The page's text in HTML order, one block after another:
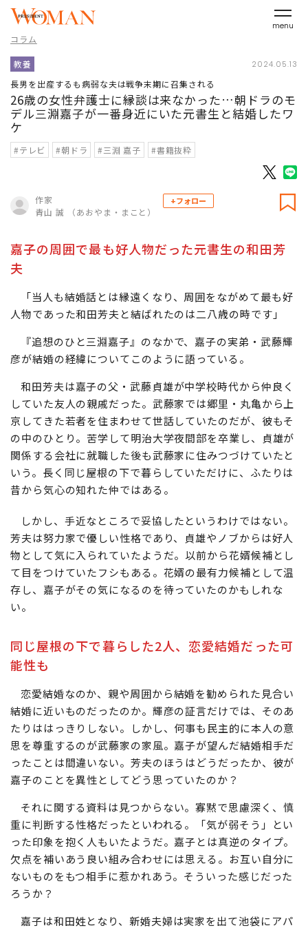
menu
コラム
教養 2024.05.13
長男を出産するも病弱な夫は戦争末期に召集される
26歳の女性弁護士に縁談は来なかった…朝ドラのモ
デル三淵嘉子が一番身近にいた元書生と結婚したワ
ケ
#テレビ #朝ドラ #三淵 嘉子 #書籍抜粋
作家
青山 誠 （あおやま・まこと）
+フォロー
嘉子の周囲で最も好人物だった元書生の和田芳
夫
「当人も結婚話とは縁遠くなり、周囲をながめて最も好
人物であった和田芳夫と結ばれたのは二八歳の時です」
『追想のひと三淵嘉子』のなかで、嘉子の実弟・武藤輝
彦が結婚の経緯についてこのように語っている。
和田芳夫は嘉子の父・武藤貞雄が中学校時代から仲良く
していた友人の親戚だった。武藤家では郷里・丸亀から上
京してきた若者を住まわせて世話していたのだが、彼もそ
の中のひとり。苦学して明治大学夜間部を卒業し、貞雄が
関係する会社に就職した後も武藤家に住みつづけていたと
いう。長く同じ屋根の下で暮らしていただけに、ふたりは
昔から気心の知れた仲ではある。
しかし、手近なところで妥協したというわけではない。
芳夫は努力家で優しい性格であり、貞雄やノブからは好人
物として気に入られていたようだ。以前から花婿候補とし
て目をつけていたフシもある。花婿の最有力候補として温
存し、嘉子がその気になるのを待っていたのかもしれな
い。
同じ屋根の下で暮らした2人、恋愛結婚だった可
能性も
恋愛結婚なのか、親や周囲から結婚を勧められた見合い
結婚に近いものだったのか。輝彦の証言だけでは、そのあ
たりははっきりしない。しかし、何事も民主的に本人の意
思を尊重するのが武藤家の家風。嘉子が望んだ結婚相手だ
ったことは間違いない。芳夫のほうはどうだったか、彼が
嘉子のことを異性としてどう思っていたのか？
それに関する資料は見つからない。寡黙で思慮深く、慎
重に判断する性格だったといわれる。「気が弱そう」とい
った印象を抱く人もいたようだ。嘉子とは真逆のタイプ。
欠点を補いあう良い組み合わせには思える。お互い自分に
ないものをもつ相手に惹かれあう。そういった感じだった
ろうか？
嘉子は和田姓となり、新婚夫婦は実家を出て池袋にアパ